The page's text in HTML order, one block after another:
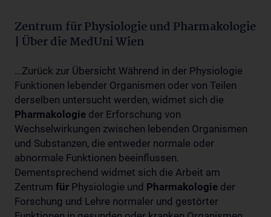
Zentrum für Physiologie und Pharmakologie
| Über die MedUni Wien
...Zurück zur Übersicht Während in der Physiologie
Funktionen lebender Organismen oder von Teilen
derselben untersucht werden, widmet sich die
Pharmakologie der Erforschung von
Wechselwirkungen zwischen lebenden Organismen
und Substanzen, die entweder normale oder
abnormale Funktionen beeinflussen.
Dementsprechend widmet sich die Arbeit am
Zentrum für Physiologie und Pharmakologie der
Forschung und Lehre normaler und gestörter